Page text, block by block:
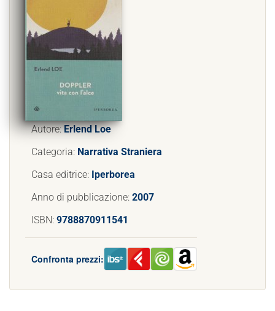
Autore:Erlend Loe
Categoria: Narrativa Straniera
Casa editrice: Iperborea
Anno di pubblicazione: 2007
ISBN: 9788870911541
Confronta prezzi: